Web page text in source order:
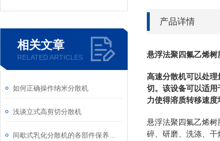
相关文章
RELATED ARTICLES
如何正确操作纳米分散机
浅谈立式高剪切分散机
产品详情
悬浮法聚四氟乙烯树
高速分散机可以处理
切。该设备可以适
力使得溶质转移速
悬浮法聚四氟乙烯
碎、研磨、洗涤、